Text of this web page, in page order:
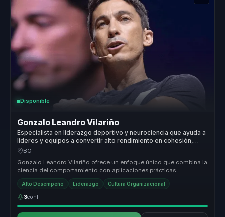
Disponible
Gonzalo Leandro Vilariño
Especialista en liderazgo deportivo y neurociencia que ayuda a
líderes y equipos a convertir alto rendimiento en cohesión,
productividad y claridad.
BO
Gonzalo Leandro Vilariño ofrece un enfoque único que combina la
ciencia del comportamiento con aplicaciones prácticas
específicas para or...
Alto Desempeño Liderazgo Cultura Organizacional
3conf.